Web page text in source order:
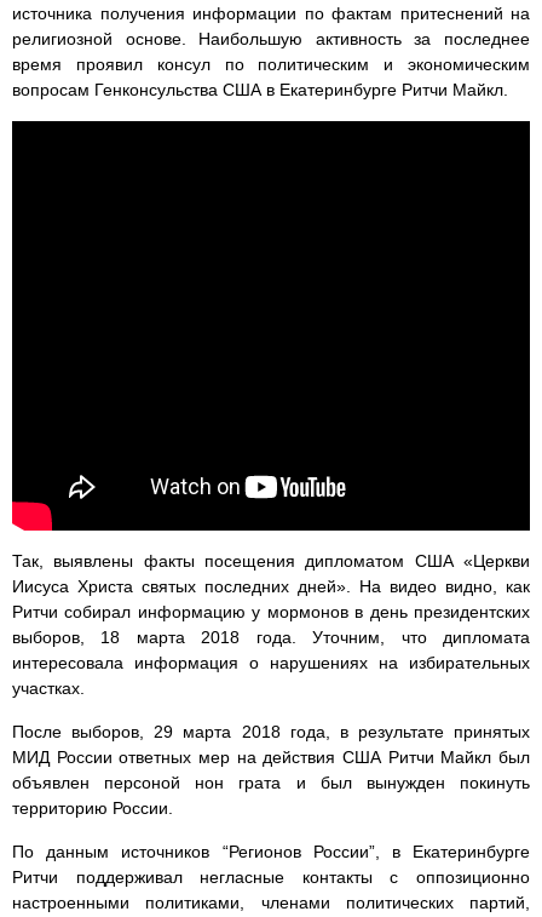
источника получения информации по фактам притеснений на
религиозной основе. Наибольшую активность за последнее
время проявил консул по политическим и экономическим
вопросам Генконсульства США в Екатеринбурге Ритчи Майкл.
Так, выявлены факты посещения дипломатом США «Церкви
Иисуса Христа святых последних дней». На видео видно, как
Ритчи собирал информацию у мормонов в день президентских
выборов, 18 марта 2018 года. Уточним, что дипломата
интересовала информация о нарушениях на избирательных
участках.
После выборов, 29 марта 2018 года, в результате принятых
МИД России ответных мер на действия США Ритчи Майкл был
объявлен персоной нон грата и был вынужден покинуть
территорию России.
По данным источников “Регионов России”, в Екатеринбурге
Ритчи поддерживал негласные контакты с оппозиционно
настроенными политиками, членами политических партий,